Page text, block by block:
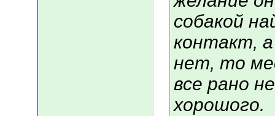
собакой
контакт,
нет, то
все рано
хорошого.